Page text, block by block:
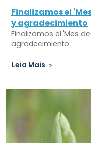
Finalizamos el
y agradecimiento
Finalizamos el 'Mes
agradecimiento
Leia Mais